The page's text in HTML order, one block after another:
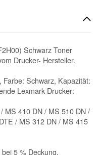
Schwarz Toner
Drucker- Hersteller.
Schwarz, Kapazität:
Lexmark Drucker:
MS 410 DN / MS 510 DN /
/ MS 312 DN / MS 415
5 % Deckung.